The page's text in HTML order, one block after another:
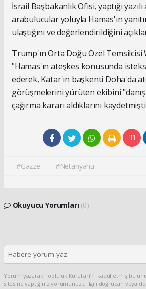
İsrail Başbakanlık Ofisi, yaptığı yazılı
arabulucular yoluyla Hamas'ın
ulaştığını ve değerlendirildiğini
Trump'ın Orta Doğu Özel Temsilcisi
"Hamas'ın ateşkes konusunda
ederek, Katar'ın başkenti Doha'da
görüşmelerini yürüten ekibini
çağırma kararı aldıklarını
#Gazze #Netanyahu
Okuyucu Yorumları (0)
Yorum yazarak Topluluk Kuralları’nı kabul etmiş
sitesine yaptığınız yorumunuzla ilgili doğrudan veya